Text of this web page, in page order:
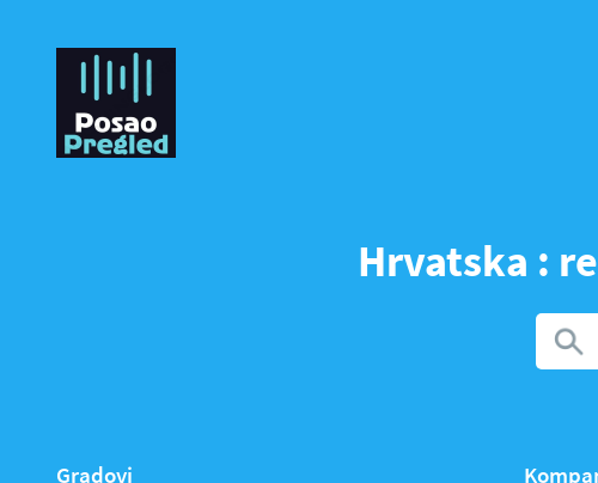
Hrvatska :
Gradovi